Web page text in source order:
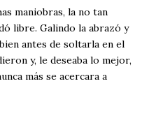
maniobras, la no tan
libre. Galindo la abrazó y
antes de soltarla en el
y, le deseaba lo mejor,
más se acercara a